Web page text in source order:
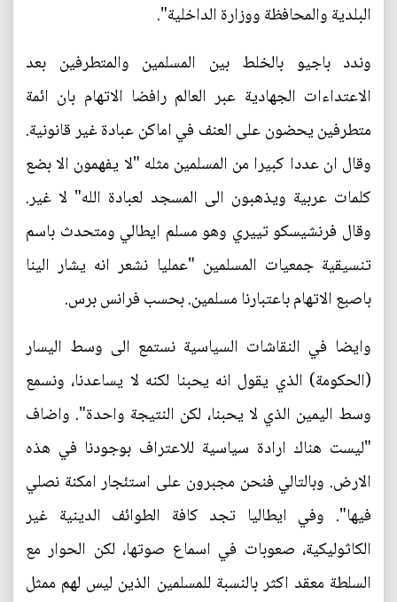
البلدية والمحافظة ووزارة الداخلية".
وندد باجيو بالخلط بين المسلمين والمتطرفين بعد
الاعتداءات الجهادية عبر العالم رافضا الاتهام بان ائمة
متطرفين يحضون على العنف في اماكن عبادة غير قانونية.
وقال ان عددا كبيرا من المسلمين مثله "لا يفهمون الا بضع
كلمات عربية ويذهبون الى المسجد لعبادة الله" لا غير.
وقال فرنشيسكو تييري وهو مسلم ايطالي ومتحدث باسم
تنسيقية جمعيات المسلمين "عمليا نشعر انه يشار الينا
باصبع الاتهام باعتبارنا مسلمين. بحسب فرانس برس.
وايضا في النقاشات السياسية نستمع الى وسط اليسار
(الحكومة) الذي يقول انه يحبنا لكنه لا يساعدنا، ونسمع
وسط اليمين الذي لا يحبنا، لكن النتيجة واحدة". واضاف
"ليست هناك ارادة سياسية للاعتراف بوجودنا في هذه
الارض. وبالتالي فنحن مجبرون على استئجار امكنة نصلي
فيها". وفي ايطاليا تجد كافة الطوائف الدينية غير
الكاثوليكية، صعوبات في اسماع صوتها، لكن الحوار مع
السلطة معقد اكثر بالنسبة للمسلمين الذين ليس لهم ممثل